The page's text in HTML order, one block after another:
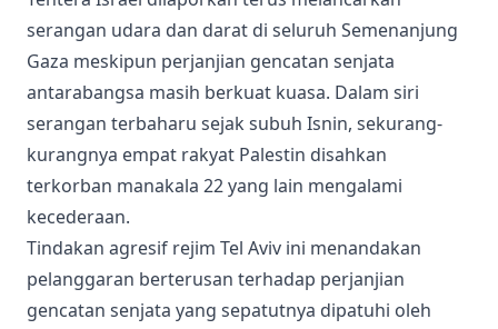
serangan udara dan darat di seluruh Semenanjung
Gaza meskipun perjanjian gencatan senjata
antarabangsa masih berkuat kuasa. Dalam siri
serangan terbaharu sejak subuh Isnin, sekurang-
kurangnya empat rakyat Palestin disahkan
terkorban manakala 22 yang lain mengalami
kecederaan.
Tindakan agresif rejim Tel Aviv ini menandakan
pelanggaran berterusan terhadap perjanjian
gencatan senjata yang sepatutnya dipatuhi oleh